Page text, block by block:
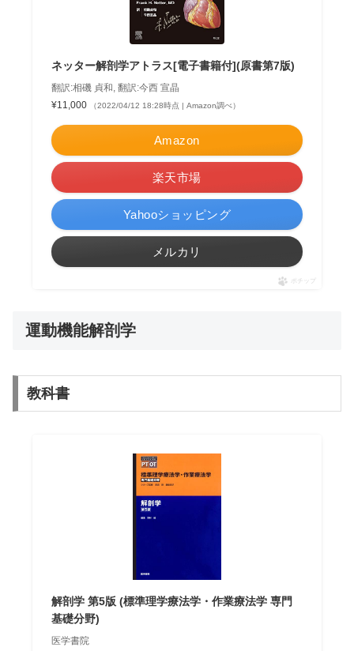
ネッター解剖学アトラス[電子書籍付](原書第7版)
翻訳:相磯 貞和, 翻訳:今西 宣晶
¥11,000
（2022/04/12 18:28時点 | Amazon調べ）
Amazon
楽天市場
Yahooショッピング
メルカリ
ポチップ
運動機能解剖学
教科書
解剖学 第5版 (標準理学療法学・作業療法学 専門
基礎分野)
医学書院